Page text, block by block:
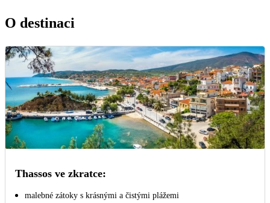
O destinaci
Thassos ve zkratce:
malebné zátoky s krásnými a čistými plážemi